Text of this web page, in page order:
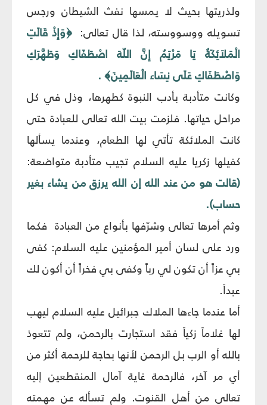
ولذريتها بحيث لا يمسها نفث الشيطان ورجس
تسويله ووسووسته، لذا قال تعالى: ﴿وَإِذْ قَالَتِ
الْمَلاَئِكَةُ يَا مَرْيَمُ إِنَّ اللّهَ اصْطَفَاكِ وَطَهَّرَكِ
وَاصْطَفَاكِ عَلَى نِسَاء الْعَالَمِينَ﴾ .
وكانت متأدبة بأدب النبوة كطهرها، وذل في كل
مراحل حياتها. فلزمت بيت الله تعالى للعبادة حتى
كانت الملائكة تأتي لها الطعام، وعندما يسألها
كفيلها زكريا عليه السلام تجيب متأدبة متواضعة:
(قالت هو من عند الله إن الله يرزق من يشاء بغير
حساب).
وثم أمرها تعالى وشرّفها بأنواع من العبادة فكما
ورد على لسان أمير المؤمنين عليه السلام: كفى
بي عزاً أن تكون لي رباً وكفى بي فخراً أن أكون لك
عبداً.
أما عندما جاءها الملاك جبرائيل عليه السلام ليهب
لها غلاماً زكياً فقد استجارت بالرحمن، ولم تتعوذ
بالله أو الرب بل الرحمن لأنها بحاجة للرحمة أكثر من
أي مر آخر، فالرحمة غاية آمال المنقطعين إليه
تعالى من أهل القنوت. ولم تسأله عن مهمته